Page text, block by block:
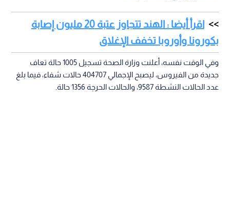
اقرأ أيضا : الهند تتجاوز عتبة 20 مليون إصابة
بكورونا وأوروبا تخفف الإغلاق
وفي الوقت نفسه، أعلنت وزارة الصحة تسجيل 1005 حالة تعاف
جديدة من الفيروس، ليصبح الإجمالي 404707 حالات شفاء، فيما بلغ
عدد الحالات النشطة 9587، والحالات الحرجة 1356 حالة.